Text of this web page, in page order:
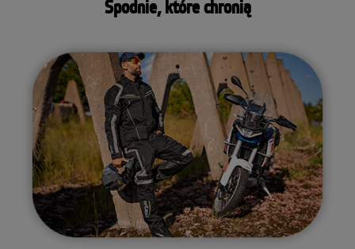
Spodnie, które chronią